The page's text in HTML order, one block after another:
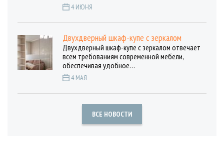
4 ИЮНЯ
Двухдверный шкаф-купе с зеркалом
Двухдверный шкаф-купе с зеркалом отвечает
всем требованиям современной мебели,
обеспечивая удобное…
4 МАЯ
ВСЕ НОВОСТИ